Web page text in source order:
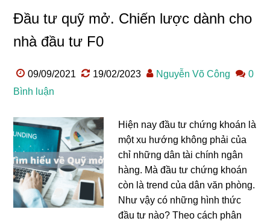
Đầu tư quỹ mở. Chiến lược dành cho
nhà đầu tư F0
09/09/2021 19/02/2023 Nguyễn Võ Công
0
Bình luận
Hiện nay đầu tư chứng khoán là
một xu hướng không phải của
chỉ những dân tài chính ngân
hàng. Mà đầu tư chứng khoán
còn là trend của dân văn phòng.
Như vậy có những hình thức
đầu tư nào? Theo cách phân